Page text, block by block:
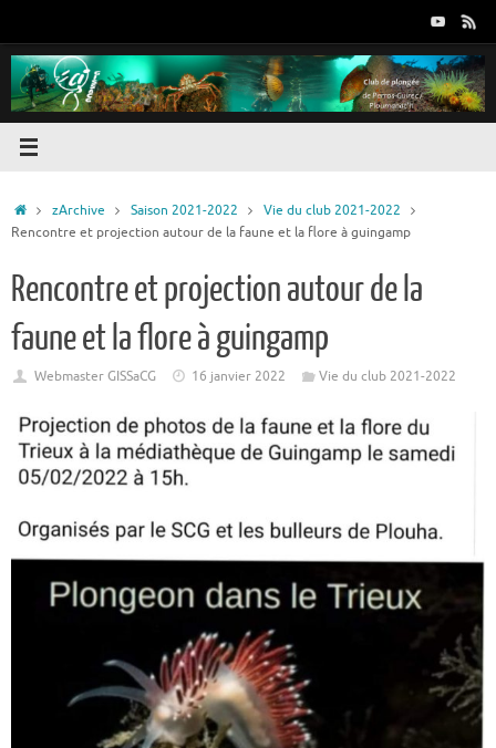
contenu
Accueil
zArchive Saison 2021-2022
Vie du club 2021-2022
Rencontre et projection autour de la faune et la flore à guingamp
Rencontre et projection autour de la
faune et la flore à guingamp
Webmaster GISSaCG 16 janvier 2022 Vie du club 2021-2022